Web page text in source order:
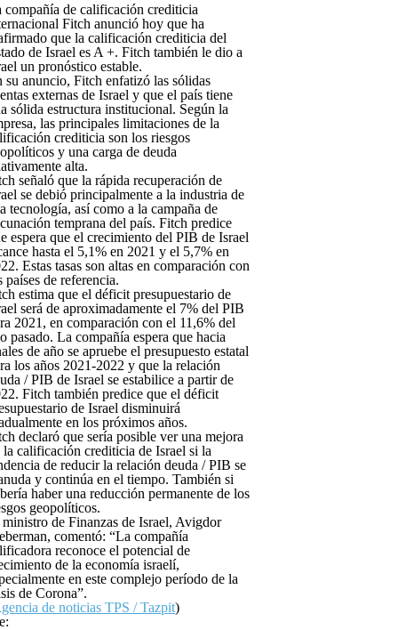
compañía de calificación crediticia
Fitch anunció hoy que ha
que la calificación crediticia del
de Israel es A +. Fitch también le dio a
un pronóstico estable.
su anuncio, Fitch enfatizó las sólidas
externas de Israel y que el país tiene
sólida estructura institucional. Según la
las principales limitaciones de la
crediticia son los riesgos
y una carga de deuda
alta.
señaló que la rápida recuperación de
se debió principalmente a la industria de
tecnología, así como a la campaña de
temprana del país. Fitch predice
espera que el crecimiento del PIB de Israel
hasta el 5,1% en 2021 y el 5,7% en
Estas tasas son altas en comparación con
países de referencia.
estima que el déficit presupuestario de
será de aproximadamente el 7% del PIB
2021, en comparación con el 11,6% del
pasado. La compañía espera que hacia
de año se apruebe el presupuesto estatal
los años 2021-2022 y que la relación
/ PIB de Israel se estabilice a partir de
Fitch también predice que el déficit
de Israel disminuirá
en los próximos años.
declaró que sería posible ver una mejora
la calificación crediticia de Israel si la
de reducir la relación deuda / PIB se
y continúa en el tiempo. También si
haber una reducción permanente de los
geopolíticos.
de Finanzas de Israel, Avigdor
comentó: “La compañía
reconoce el potencial de
de la economía israelí,
en este complejo período de la
de Corona”.
gencia de noticias TPS / Tazpit)